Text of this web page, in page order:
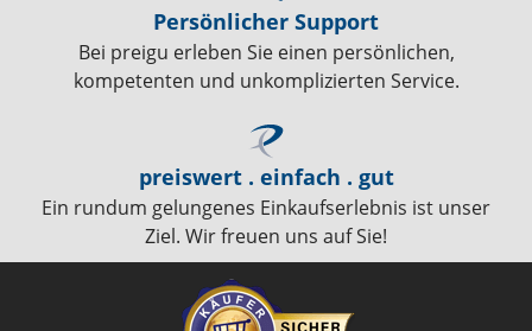
Persönlicher Support
Bei preigu erleben Sie einen persönlichen,
kompetenten und unkomplizierten Service.
preiswert . einfach . gut
Ein rundum gelungenes Einkaufserlebnis ist unser
Ziel. Wir freuen uns auf Sie!